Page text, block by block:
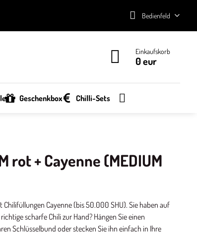
Bedienfeld
Einkaufskorb
0 eur
Geschenkbox Chilli-Sets
rot + Cayenne (MEDIUM
Cayenne (bis 50.000 SHU). Sie haben auf
scharfe Chili zur Hand? Hängen Sie einen
Schlüsselbund oder stecken Sie ihn einfach in Ihre